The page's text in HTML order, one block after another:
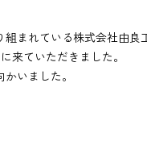
まれている株式会社由良
来ていただきました。
いました。